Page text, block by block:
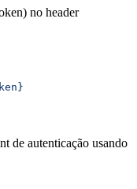
no header
de autenticação usando